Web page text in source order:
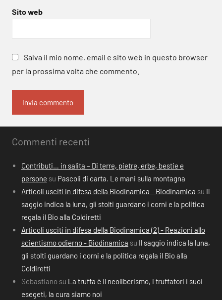
Sito web
Salva il mio nome, email e sito web in questo browser
per la prossima volta che commento.
Commenti recenti
Contributi… in salita – Di terre, pietre, erbe, bestie e
persone su Pascoli di carta. Le mani sulla montagna
Articoli usciti in difesa della Biodinamica - Biodinamica su Il
saggio indica la luna, gli stolti guardano i corni e la politica
regala il Bio alla Coldiretti
Articoli usciti in difesa della Biodinamica (2) - Reazioni allo
scientismo odierno - Biodinamica su Il saggio indica la luna,
gli stolti guardano i corni e la politica regala il Bio alla
Coldiretti
Sebastiano su La truffa è il neoliberismo, i truffatori i suoi
esegeti, la cura siamo noi